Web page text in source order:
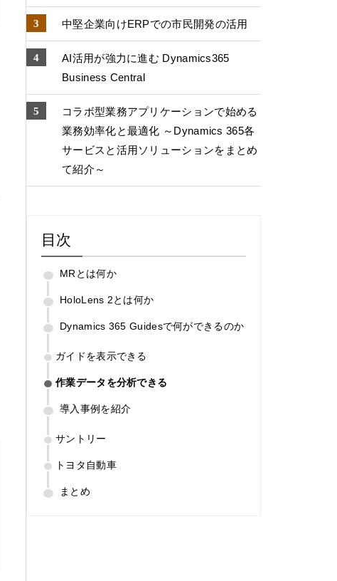
中堅企業向けERPでの市⺠開発の活用
AI活用が強力に進む Dynamics365
Business Central
コラボ型業務アプリケーションで始める
業務効率化と最適化 ～Dynamics 365各
サービスと活用ソリューションをまとめ
て紹介～
目次
MRとは何か
HoloLens 2とは何か
Dynamics 365 Guidesで何ができるのか
ガイドを表示できる
作業データを分析できる
導入事例を紹介
サントリー
トヨタ自動車
まとめ